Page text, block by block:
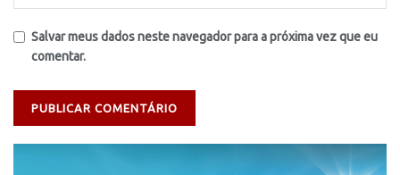
Salvar meus dados neste navegador para a próxima vez que eu
comentar.